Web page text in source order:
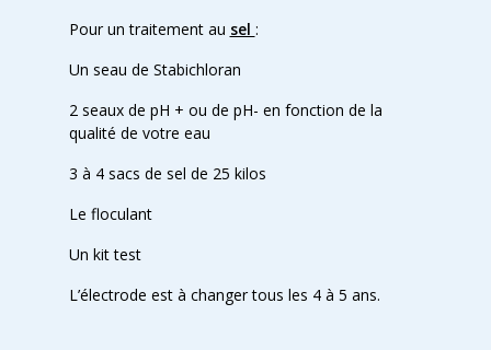
Pour un traitement au sel :
Un seau de Stabichloran
2 seaux de pH + ou de pH- en fonction de la
qualité de votre eau
3 à 4 sacs de sel de 25 kilos
Le floculant
Un kit test
L’électrode est à changer tous les 4 à 5 ans.